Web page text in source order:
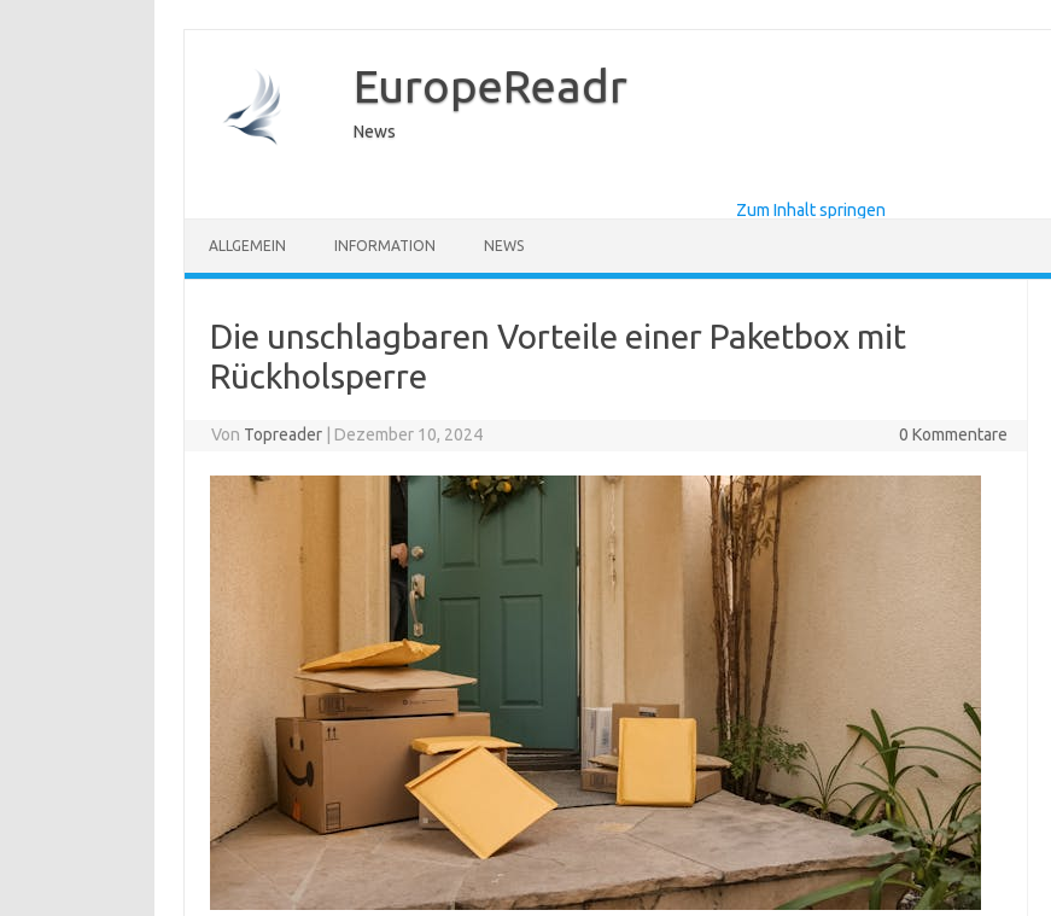
EuropeReadr
News
Zum Inhalt springen
ALLGEMEIN INFORMATION NEWS
Die unschlagbaren Vorteile einer Paketbox mit
Rückholsperre
Von Topreader Dezember 10, 2024 0 Kommentare